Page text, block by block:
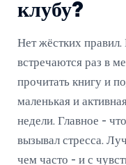
клубу?
Нет жёстких
встречаются раз в
прочитать книгу и
маленькая и
недели. Главное -
вызывал стресса.
чем часто - и с